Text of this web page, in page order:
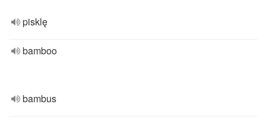
pisklę
bamboo
bambus